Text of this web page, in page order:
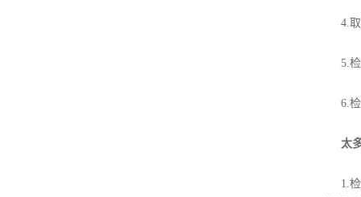
4.取
5.检
6.检
太
1.检查